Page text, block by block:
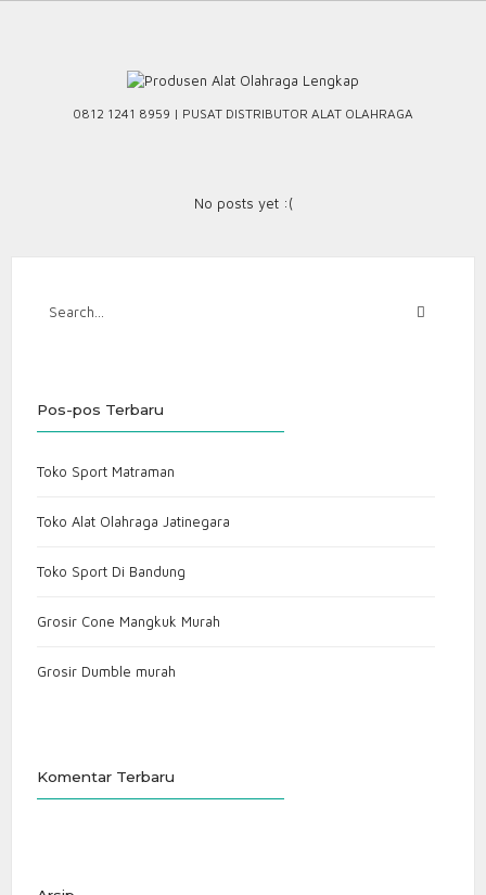
0812 1241 8959 | PUSAT DISTRIBUTOR ALAT OLAHRAGA
No posts yet :(
Pos-pos Terbaru
Toko Sport Matraman
Toko Alat Olahraga Jatinegara
Toko Sport Di Bandung
Grosir Cone Mangkuk Murah
Grosir Dumble murah
Komentar Terbaru